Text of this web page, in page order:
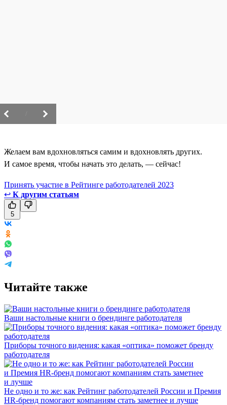
Желаем вам вдохновляться самим и вдохновлять других.
И самое время, чтобы начать это делать, — сейчас!
Принять участие в Рейтинге работодателей 2023
↩ К другим статьям
5
Читайте также
Ваши настольные книги о брендинге работодателя
Приборы точного видения: какая «оптика» поможет бренду
работодателя
Не одно и то же: как Рейтинг работодателей России и Премия
HR-бренд помогают компаниям стать заметнее и лучше